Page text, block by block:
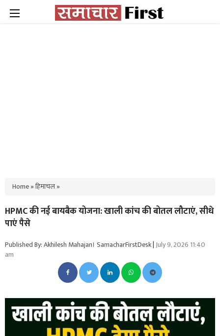
Home»हिमाचल»
HPMC की नई बायबैक योजना: खाली कांच की बोतल लौटाएं, सीधे
पाएं पैसे
Published By: Akhilesh Mahajan। SamacharFirstDesk|July 9, 2026 11:40
am